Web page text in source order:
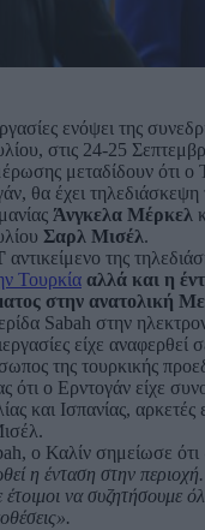
ενόψει της
στις 24-25
μεταδίδουν ότι ο
θα έχει τηλεδιάσκεψη
Άνγκελα Μέρκελ
Σαρλ Μισέλ.
αντικείμενο της
Τουρκία αλλά και η
στην ανατολική
Sabah στην
είχε αναφερθεί
της τουρκικής
ότι ο Ερντογάν είχε
και Ισπανίας, αρκετές
ο Καλίν σημείωσε ότι
η ένταση στην
έτοιμοι να συζητήσουμε